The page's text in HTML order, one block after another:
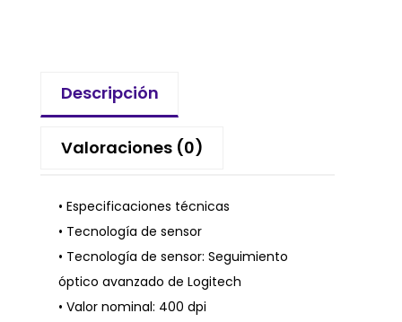
Descripción
Valoraciones (0)
• Especificaciones técnicas
• Tecnología de sensor
• Tecnología de sensor: Seguimiento
óptico avanzado de Logitech
• Valor nominal: 400 dpi